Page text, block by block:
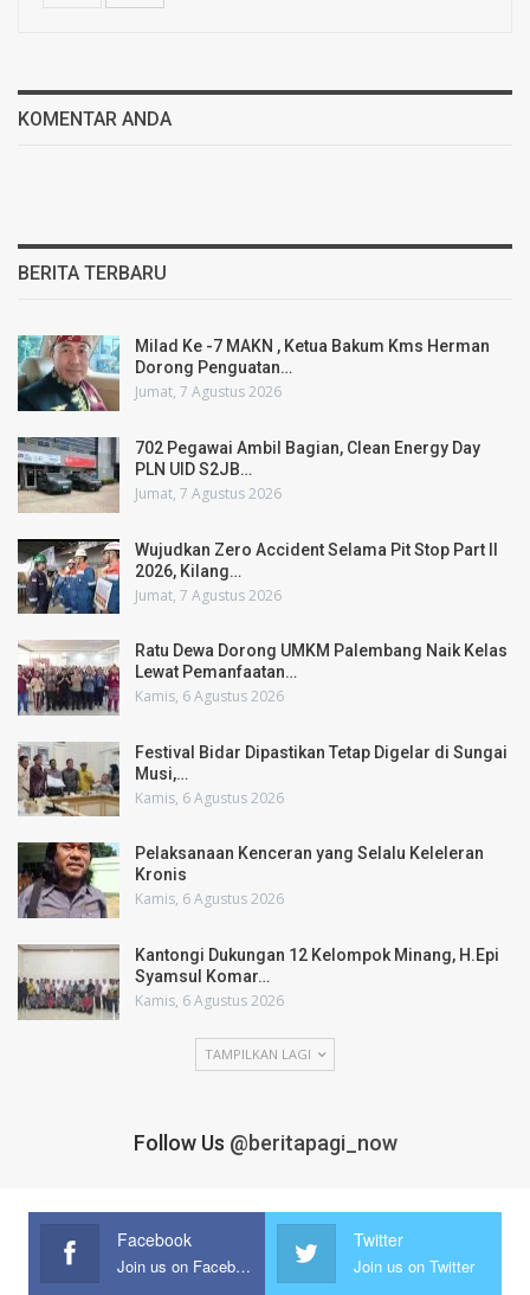
KOMENTAR ANDA
BERITA TERBARU
Milad Ke -7 MAKN , Ketua Bakum Kms Herman
Dorong Penguatan…
Jumat, 7 Agustus 2026
702 Pegawai Ambil Bagian, Clean Energy Day
PLN UID S2JB…
Jumat, 7 Agustus 2026
Wujudkan Zero Accident Selama Pit Stop Part II
2026, Kilang…
Jumat, 7 Agustus 2026
Ratu Dewa Dorong UMKM Palembang Naik Kelas
Lewat Pemanfaatan…
Kamis, 6 Agustus 2026
Festival Bidar Dipastikan Tetap Digelar di Sungai
Musi,…
Kamis, 6 Agustus 2026
Pelaksanaan Kenceran yang Selalu Keleleran
Kronis
Kamis, 6 Agustus 2026
Kantongi Dukungan 12 Kelompok Minang, H.Epi
Syamsul Komar…
Kamis, 6 Agustus 2026
TAMPILKAN LAGI
Follow Us @beritapagi_now
Facebook
Join us on Facebook
Twitter
Join us on Twitter